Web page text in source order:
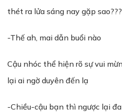
thét ra lửa sáng nay gặp
-Thế ah, mai dẫn buổi nào
Cậu nhóc thể hiện rõ sự vui
lại ai ngờ duyên đến lạ
-Chiều-cậu bạn thì ngược lại